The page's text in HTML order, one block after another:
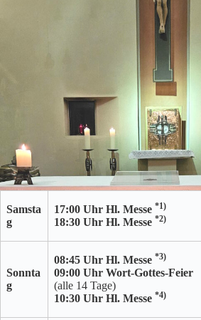
Samsta
g
17:00 Uhr Hl. Messe *1)
18:30 Uhr Hl. Messe *2)
Sonnta
g
08:45 Uhr Hl. Messe *3)
09:00 Uhr Wort-Gottes-Feier
(alle 14 Tage)
10:30 Uhr Hl. Messe *4)